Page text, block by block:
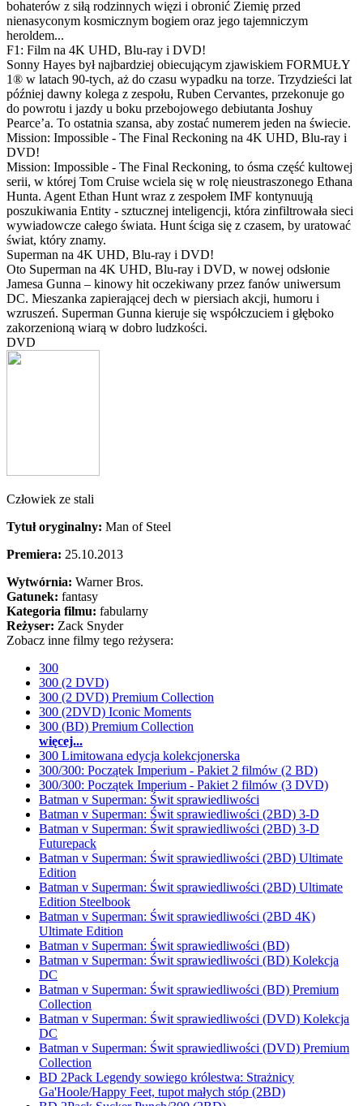
bohaterów z siłą rodzinnych więzi i obronić Ziemię przed
nienasyconym kosmicznym bogiem oraz jego tajemniczym
heroldem...
F1: Film na 4K UHD, Blu-ray i DVD!
Sonny Hayes był najbardziej obiecującym zjawiskiem FORMUŁY
1® w latach 90-tych, aż do czasu wypadku na torze. Trzydzieści lat
później dawny kolega z zespołu, Ruben Cervantes, przekonuje go
do powrotu i jazdy u boku przebojowego debiutanta Joshuy
Pearce’a. To ostatnia szansa, aby zostać numerem jeden na świecie.
Mission: Impossible - The Final Reckoning na 4K UHD, Blu-ray i
DVD!
Mission: Impossible - The Final Reckoning, to ósma część kultowej
serii, w której Tom Cruise wciela się w rolę nieustraszonego Ethana
Hunta. Agent Ethan Hunt wraz z zespołem IMF kontynuują
poszukiwania Entity - sztucznej inteligencji, która zinfiltrowała sieci
wywiadowcze całego świata. Hunt ściga się z czasem, by uratować
świat, który znamy.
Superman na 4K UHD, Blu-ray i DVD!
Oto Superman na 4K UHD, Blu-ray i DVD, w nowej odsłonie
Jamesa Gunna – kinowy hit oczekiwany przez fanów uniwersum
DC. Mieszanka zapierającej dech w piersiach akcji, humoru i
wzruszeń. Superman Gunna kieruje się współczuciem i głęboko
zakorzenioną wiarą w dobro ludzkości.
DVD
Człowiek ze stali
Tytuł oryginalny: Man of Steel
Premiera: 25.10.2013
Wytwórnia: Warner Bros.
Gatunek: fantasy
Kategoria filmu: fabularny
Reżyser: Zack Snyder
Zobacz inne filmy tego reżysera:
300
300 (2 DVD)
300 (2 DVD) Premium Collection
300 (2DVD) Iconic Moments
300 (BD) Premium Collection
więcej...
300 Limitowana edycja kolekcjonerska
300/300: Początek Imperium - Pakiet 2 filmów (2 BD)
300/300: Początek Imperium - Pakiet 2 filmów (3 DVD)
Batman v Superman: Świt sprawiedliwości
Batman v Superman: Świt sprawiedliwości (2BD) 3-D
Batman v Superman: Świt sprawiedliwości (2BD) 3-D
Futurepack
Batman v Superman: Świt sprawiedliwości (2BD) Ultimate
Edition
Batman v Superman: Świt sprawiedliwości (2BD) Ultimate
Edition Steelbook
Batman v Superman: Świt sprawiedliwości (2BD 4K)
Ultimate Edition
Batman v Superman: Świt sprawiedliwości (BD)
Batman v Superman: Świt sprawiedliwości (BD) Kolekcja
DC
Batman v Superman: Świt sprawiedliwości (BD) Premium
Collection
Batman v Superman: Świt sprawiedliwości (DVD) Kolekcja
DC
Batman v Superman: Świt sprawiedliwości (DVD) Premium
Collection
BD 2Pack Legendy sowiego królestwa: Strażnicy
Ga'Hoole/Happy Feet, tupot małych stóp (2BD)